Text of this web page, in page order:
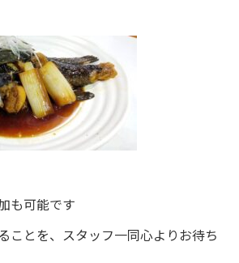
も可能です
ことを、スタッフ一同心よりお待ち